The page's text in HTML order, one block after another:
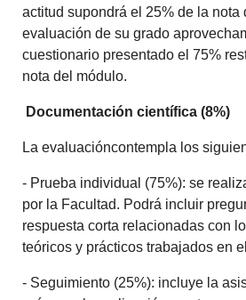
actitud supondrá el 25% de la nota
evaluación de su grado
cuestionario presentado el 75%
nota del módulo.
Documentación científica (8%)
La evaluacióncontempla los
- Prueba individual (75%): se
por la Facultad. Podrá incluir
respuesta corta relacionadas con
teóricos y prácticos trabajados en
- Seguimiento (25%): incluye la